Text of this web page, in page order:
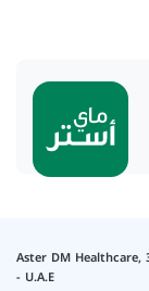
Aster DM Healthcare,
- U.A.E